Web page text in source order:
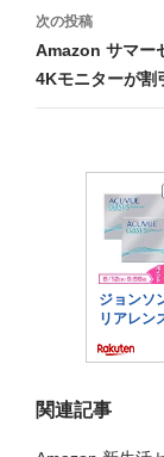
ビ
ゲ
ー
次の投稿
Amazon サマー
4Kモニターが割
関連記事